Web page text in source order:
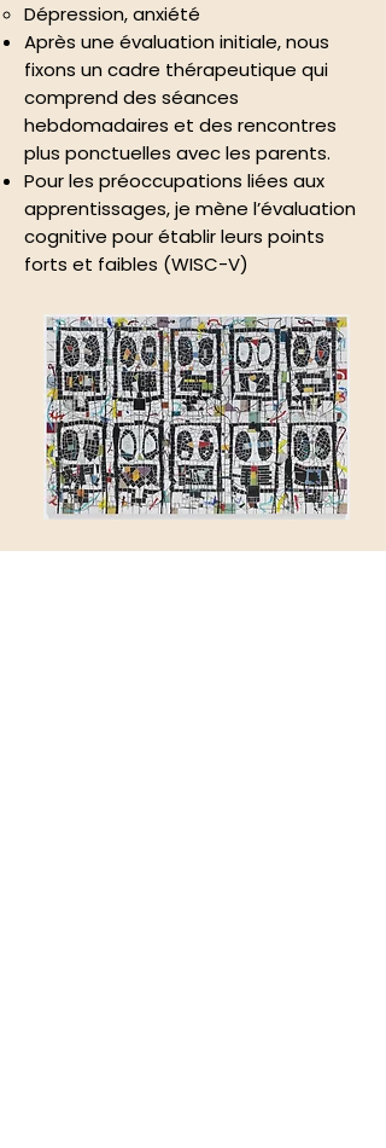
Dépression, anxiété
Après une évaluation initiale, nous
fixons un cadre thérapeutique qui
comprend des séances
hebdomadaires et des rencontres
plus ponctuelles avec les parents.
Pour les préoccupations liées aux
apprentissages, je mène l’évaluation
cognitive pour établir leurs points
forts et faibles (WISC-V)